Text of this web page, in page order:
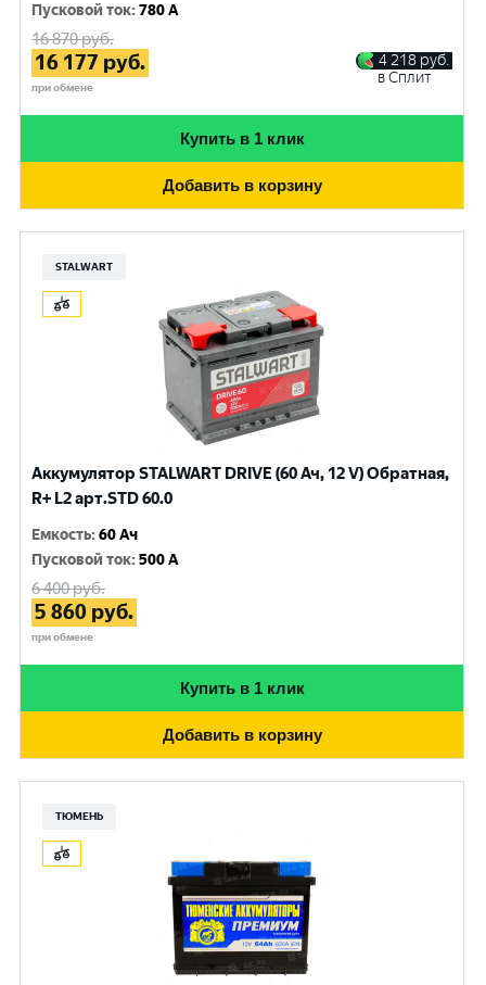
Пусковой ток:780 A
16 870руб.
16 177 руб.
при обмене
4 218 руб.
в Сплит
Купить в 1 клик
Добавить в корзину
STALWART
Аккумулятор STALWART DRIVE (60 Ач, 12 V) Обратная,
R+ L2 арт.STD 60.0
Емкость:60 Ач
Пусковой ток:500 A
6 400руб.
5 860 руб.
при обмене
Купить в 1 клик
Добавить в корзину
ТЮМЕНЬ